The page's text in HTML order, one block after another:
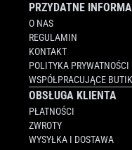
PRZYDATNE
O NAS
REGULAMIN
KONTAKT
POLITYKA PRYWATNOŚCI
WSPÓŁPRACUJĄCE
OBSŁUGA KLIENTA
PŁATNOŚCI
ZWROTY
WYSYŁKA I DOSTAWA